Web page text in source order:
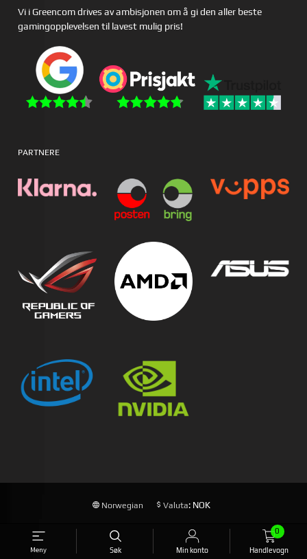
Meny Søk Min konto Handlevogn
0
Vi i Greencom drives av ambisjonen om å gi den aller beste
gamingopplevelsen til lavest mulig pris!
PARTNERE
Norwegian Valuta: NOK
FRAKT KJØPSBETINGELSER SIKKERHET OG PERSONVERN NYHETSBREV